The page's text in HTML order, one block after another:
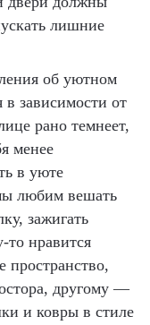
лишние
об уютном
в зависимости от
рано темнеет,
менее
в уюте
любим вешать
зажигать
то нравится
пространство,
другому —
и ковры в стиле